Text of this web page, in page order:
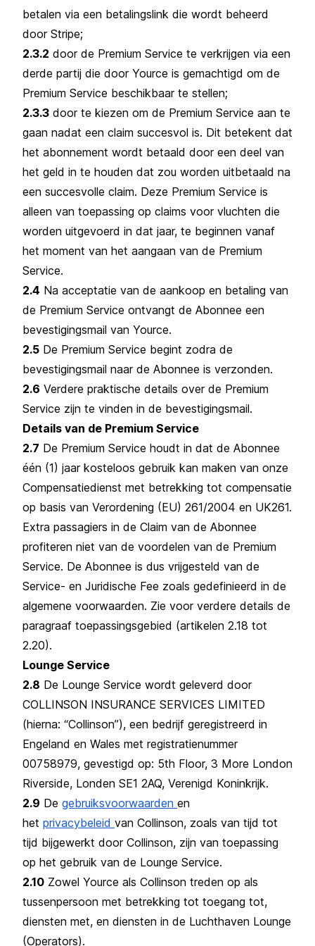
betalen via een betalingslink die wordt beheerd
door Stripe;
2.3.2 door de Premium Service te verkrijgen via een
derde partij die door Yource is gemachtigd om de
Premium Service beschikbaar te stellen;
2.3.3 door te kiezen om de Premium Service aan te
gaan nadat een claim succesvol is. Dit betekent dat
het abonnement wordt betaald door een deel van
het geld in te houden dat zou worden uitbetaald na
een succesvolle claim. Deze Premium Service is
alleen van toepassing op claims voor vluchten die
worden uitgevoerd in dat jaar, te beginnen vanaf
het moment van het aangaan van de Premium
Service.
2.4 Na acceptatie van de aankoop en betaling van
de Premium Service ontvangt de Abonnee een
bevestigingsmail van Yource.
2.5 De Premium Service begint zodra de
bevestigingsmail naar de Abonnee is verzonden.
2.6 Verdere praktische details over de Premium
Service zijn te vinden in de bevestigingsmail.
Details van de Premium Service
2.7 De Premium Service houdt in dat de Abonnee
één (1) jaar kosteloos gebruik kan maken van onze
Compensatiedienst met betrekking tot compensatie
op basis van Verordening (EU) 261/2004 en UK261.
Extra passagiers in de Claim van de Abonnee
profiteren niet van de voordelen van de Premium
Service. De Abonnee is dus vrijgesteld van de
Service- en Juridische Fee zoals gedefinieerd in de
algemene voorwaarden. Zie voor verdere details de
paragraaf toepassingsgebied (artikelen 2.18 tot
2.20).
Lounge Service
2.8 De Lounge Service wordt geleverd door
COLLINSON INSURANCE SERVICES LIMITED
(hierna: “Collinson”), een bedrijf geregistreerd in
Engeland en Wales met registratienummer
00758979, gevestigd op: 5th Floor, 3 More London
Riverside, Londen SE1 2AQ, Verenigd Koninkrijk.
2.9 De gebruiksvoorwaarden en
het privacybeleid van Collinson, zoals van tijd tot
tijd bijgewerkt door Collinson, zijn van toepassing
op het gebruik van de Lounge Service.
2.10 Zowel Yource als Collinson treden op als
tussenpersoon met betrekking tot toegang tot,
diensten met, en diensten in de Luchthaven Lounge
(Operators).